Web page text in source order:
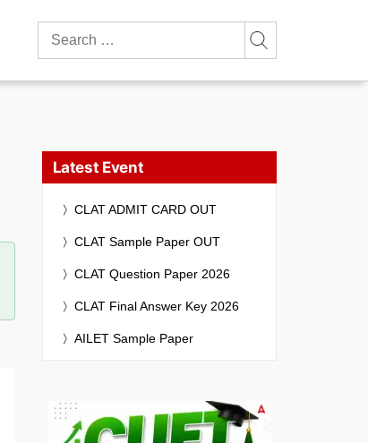
Search
for:
Latest Event
CLAT ADMIT CARD OUT
CLAT Sample Paper OUT
CLAT Question Paper 2026
CLAT Final Answer Key 2026
AILET Sample Paper